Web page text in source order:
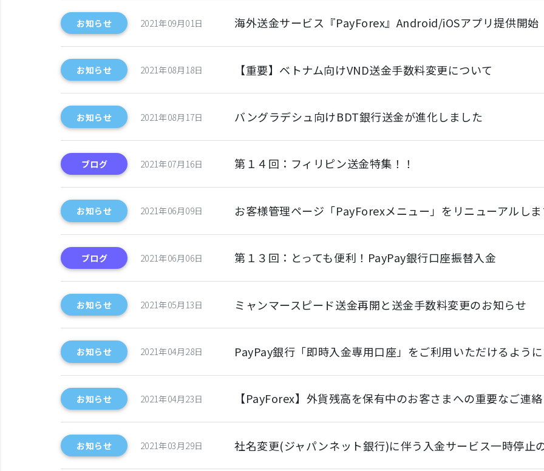
お知らせ 2021年09月01日 海外送金サービス『PayForex』Android/iOSアプリ提供開始
お知らせ 2021年08月18日 【重要】ベトナム向けVND送金手数料変更について
お知らせ 2021年08月17日 バングラデシュ向けBDT銀行送金が進化しました
ブログ 2021年07月16日 第１４回：フィリピン送金特集！！
お知らせ 2021年06月09日 お客様管理ページ「PayForexメニュー」をリニューアルし
ブログ 2021年06月06日 第１３回：とっても便利！PayPay銀行口座振替入金
お知らせ 2021年05月13日 ミャンマースピード送金再開と送金手数料変更のお知らせ
お知らせ 2021年04月28日 PayPay銀行「即時入金専用口座」をご利用いただけるよう
お知らせ 2021年04月23日 【PayForex】外貨残高を保有中のお客さまへの重要なご連絡
お知らせ 2021年03月29日 社名変更(ジャパンネット銀行)に伴う入金サービス一時停止